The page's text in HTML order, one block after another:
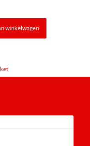
winkelwagen